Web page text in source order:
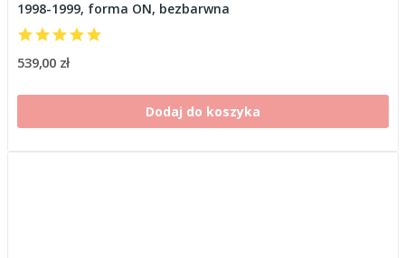
1998-1999, forma ON, bezbarwna
539,00 zł
Dodaj do koszyka